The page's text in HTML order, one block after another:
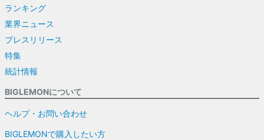
ランキング
業界ニュース
プレスリリース
特集
統計情報
BIGLEMONについて
ヘルプ・お問い合わせ
BIGLEMONで購入したい方